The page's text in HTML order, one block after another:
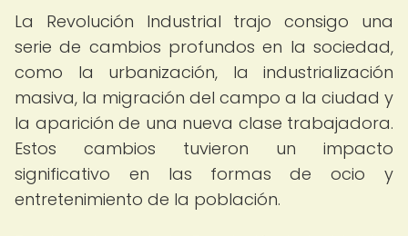
La Revolución Industrial trajo consigo una
serie de cambios profundos en la sociedad,
como la urbanización, la industrialización
masiva, la migración del campo a la ciudad y
la aparición de una nueva clase trabajadora.
Estos cambios tuvieron un impacto
significativo en las formas de ocio y
entretenimiento de la población.